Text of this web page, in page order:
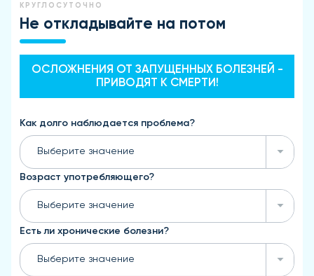
КРУГЛОСУТОЧНО
Не откладывайте на потом
ОСЛОЖНЕНИЯ ОТ ЗАПУЩЕННЫХ БОЛЕЗНЕЙ -
ПРИВОДЯТ К СМЕРТИ!
Как долго наблюдается проблема?
Выберите значение
Возраст употребляющего?
Выберите значение
Есть ли хронические болезни?
Выберите значение